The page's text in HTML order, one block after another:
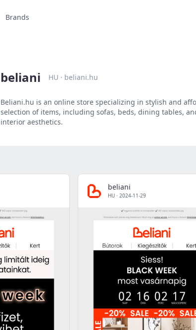
Brands
beliani HU · beliani.hu
Beliani.hu is an online store specializing in stylish and
selection of items, including sofas, beds, dining tables,
interior aesthetics.
beliani
HU · 2024-11-29